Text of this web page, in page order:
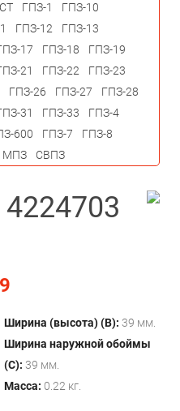
Ширина (высота) (B): 39 мм.
Ширина наружной обоймы
(C): 39 мм.
Масса: 0.22 кг.
ГПЗ-1
ГПЗ-10
ГПЗ-12
ГПЗ-13
17 ГПЗ-18
ГПЗ-19
21 ГПЗ-22
ГПЗ-23
ГПЗ-26 ГПЗ-27
ГПЗ-28
31 ГПЗ-33
ГПЗ-4
600 ГПЗ-7
ГПЗ-8
МПЗ СВПЗ